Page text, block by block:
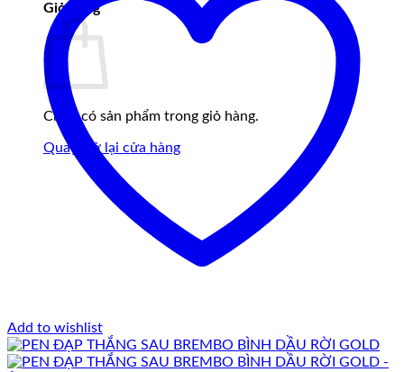
Giỏ hàng
Chưa có sản phẩm trong giỏ hàng.
Quay trở lại cửa hàng
Add to wishlist